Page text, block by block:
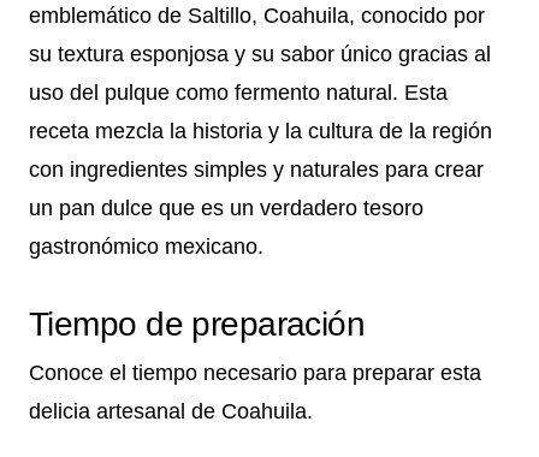
emblemático de Saltillo, Coahuila, conocido por
su textura esponjosa y su sabor único gracias al
uso del pulque como fermento natural. Esta
receta mezcla la historia y la cultura de la región
con ingredientes simples y naturales para crear
un pan dulce que es un verdadero tesoro
gastronómico mexicano.
Tiempo de preparación
Conoce el tiempo necesario para preparar esta
delicia artesanal de Coahuila.